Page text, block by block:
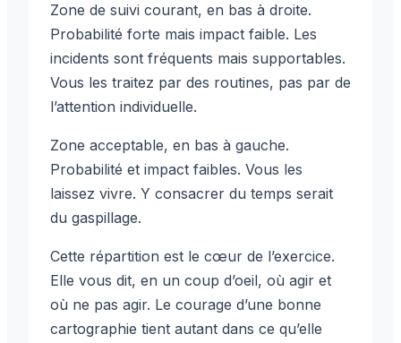
Zone de suivi courant, en bas à droite.
Probabilité forte mais impact faible. Les
incidents sont fréquents mais supportables.
Vous les traitez par des routines, pas par de
l’attention individuelle.
Zone acceptable, en bas à gauche.
Probabilité et impact faibles. Vous les
laissez vivre. Y consacrer du temps serait
du gaspillage.
Cette répartition est le cœur de l’exercice.
Elle vous dit, en un coup d’oeil, où agir et
où ne pas agir. Le courage d’une bonne
cartographie tient autant dans ce qu’elle